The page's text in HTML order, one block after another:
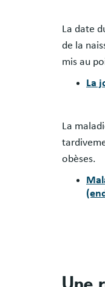
La date
de la
mis au
La
La
obèses.